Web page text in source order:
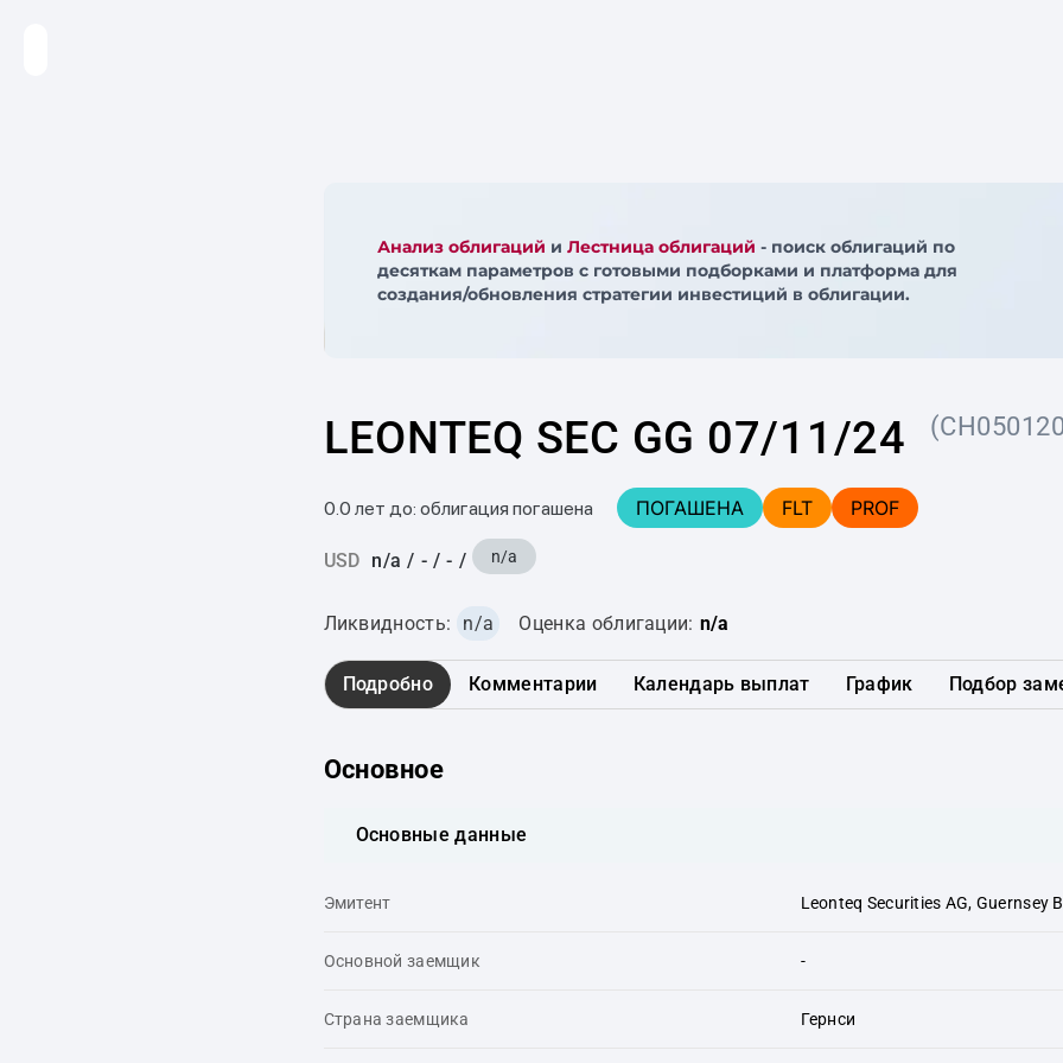
Анализ облигаций и Лестница облигаций - поиск облигаций по
десяткам параметров с готовыми подборками и платформа для
создания/обновления стратегии инвестиций в облигации.
LEONTEQ SEC GG 07/11/24
0.0 лет до: облигация погашена ПОГАШЕНА FLT PROF
USD n/a / - / - / n/a
Ликвидность: n/a Оценка облигации: n/a
Подробно Комментарии Календарь выплат График Подбор
Основное
Основные данные
Эмитент Leonteq Securities AG, Guernsey
Основной заемщик -
Страна заемщика Гернси